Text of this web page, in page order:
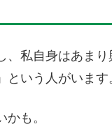
、私自身はあま
いう人がいます
も。